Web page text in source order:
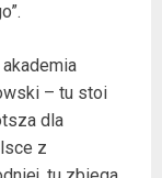
– tu stoi
dla
z